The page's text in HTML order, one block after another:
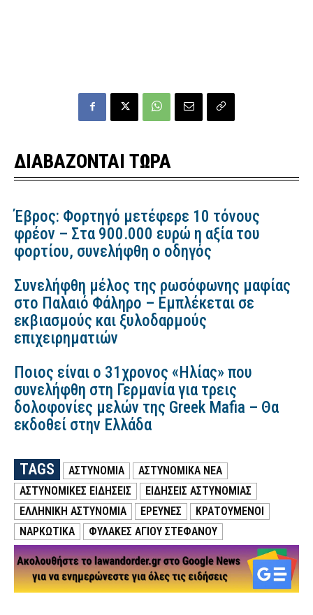
ΔΙΑΒΑΖΟΝΤΑΙ ΤΩΡΑ
Έβρος: Φορτηγό μετέφερε 10 τόνους
φρέον – Στα 900.000 ευρώ η αξία του
φορτίου, συνελήφθη ο οδηγός
Συνελήφθη μέλος της ρωσόφωνης μαφίας
στο Παλαιό Φάληρο – Εμπλέκεται σε
εκβιασμούς και ξυλοδαρμούς
επιχειρηματιών
Ποιος είναι ο 31χρονος «Ηλίας» που
συνελήφθη στη Γερμανία για τρεις
δολοφονίες μελών της Greek Mafia – Θα
εκδοθεί στην Ελλάδα
TAGS ΑΣΤΥΝΟΜΙΑ
ΑΣΤΥΝΟΜΙΚΑ ΝΕΑ
ΑΣΤΥΝΟΜΙΚΕΣ ΕΙΔΗΣΕΙΣ
ΕΙΔΗΣΕΙΣ ΑΣΤΥΝΟΜΙΑΣ
ΕΛΛΗΝΙΚΗ ΑΣΤΥΝΟΜΙΑ
ΕΡΕΥΝΕΣ
ΚΡΑΤΟΥΜΕΝΟΙ
ΝΑΡΚΩΤΙΚΑ
ΦΥΛΑΚΕΣ ΑΓΙΟΥ ΣΤΕΦΑΝΟΥ